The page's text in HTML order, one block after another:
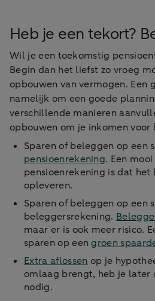
Heb je een tekort?
Wil je een toekomstig
Begin dan het liefst zo vroeg
opbouwen van vermogen. Een
namelijk om een goede
verschillende manieren
opbouwen om je inkomen
Sparen of beleggen op een
pensioenrekening. Een
pensioenrekening is dat
opleveren.
Sparen of beleggen op een
beleggersrekening.
maar er is ook meer risico.
sparen op eengroen
Extra aflossen op je
omlaag brengt, heb je later
nodig.